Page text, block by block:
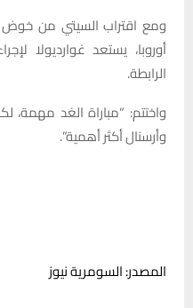
ومع اقتراب السيتي من خوض
أوروبا، يستعد غوارديولا
الرابطة.
واختتم: “مباراة الغد مهمة،
وأرسنال أكثر أهمية”.
المصدر: السومرية نيوز